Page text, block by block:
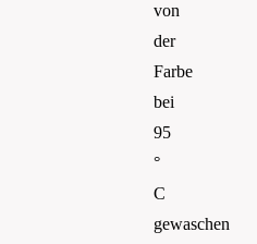
von
der
Farbe
bei
95
°
C
gewaschen